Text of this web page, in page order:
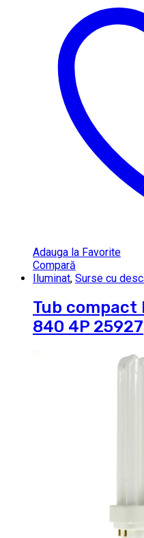
Adauga la Favorite
Compară
Iluminat, Surse cu
Tub compact
840 4P 25927